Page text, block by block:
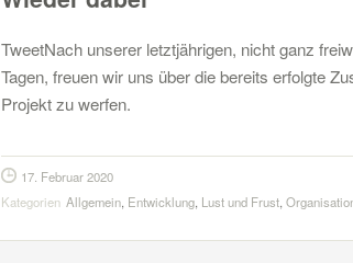
TweetNach unserer letztjährigen, nicht ganz
Tagen, freuen wir uns über die bereits erfolgte
Projekt zu werfen.
17. Februar 2020
Kategorien Allgemein, Entwicklung, Lust und Frust,